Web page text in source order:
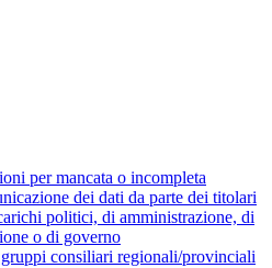
per mancata o incompleta
dei dati da parte dei titolari
politici, di amministrazione, di
o di governo
consiliari regionali/provinciali